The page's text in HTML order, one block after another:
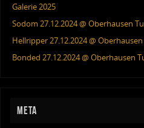
Galerie 2025
Sodom 27.12.2024 @ Oberhausen
Hellripper 27.12.2024 @
Bonded 27.12.2024 @ Oberhausen
META